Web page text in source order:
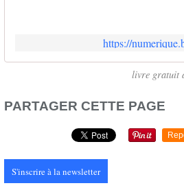
https://
livre gratuit
PARTAGER CETTE PAGE
S'inscrire à la newsletter